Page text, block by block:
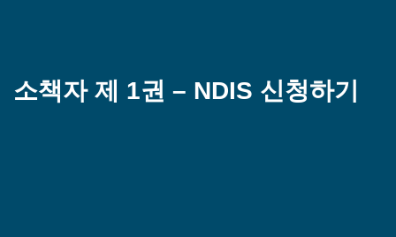
소책자 제 1권 – NDIS 신청하기